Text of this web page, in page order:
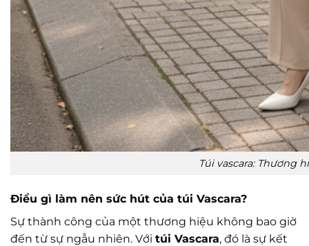
Túi vascara: Thương
Điều gì làm nên sức hút của túi Vascara?
Sự thành công của một thương hiệu không bao giờ
đến từ sự ngẫu nhiên. Với túi Vascara, đó là sự kết